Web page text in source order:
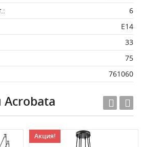
6
E14
33
75
761060
Акция!